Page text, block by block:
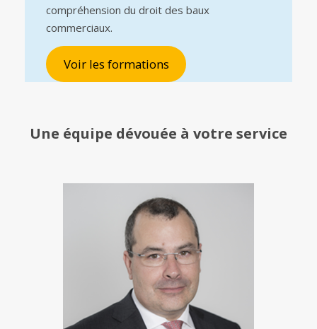
compréhension du droit des baux
commerciaux.
Voir les formations
Une équipe dévouée à votre service